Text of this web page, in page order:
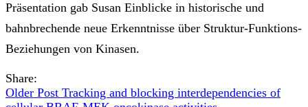
Präsentation gab Susan Einblicke in historische und
bahnbrechende neue Erkenntnisse über Struktur-Funktions-
Beziehungen von Kinasen.
Share:
Older Post Tracking and blocking interdependencies of